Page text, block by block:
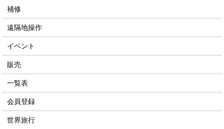
補修
遠隔地操作
イベント
販売
一覧表
会員登録
世界旅行